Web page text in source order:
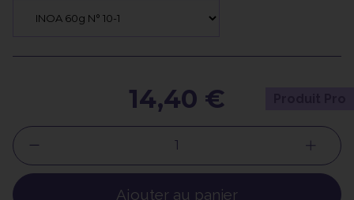
traditionnelles, INOA ne contient pas d'ammoniaque, ce qui
cuir chevelu.
Delivery System) qui permet aux pigments de coloration de
pénétrer profondément dans la fibre capillaire pour une couleur
préserver l'hydratation naturelle des cheveux, les laissant doux
et soyeux.
Large gamme de nuances : INOA offre une vaste gamme de
14,40 €
Ajouter au panier